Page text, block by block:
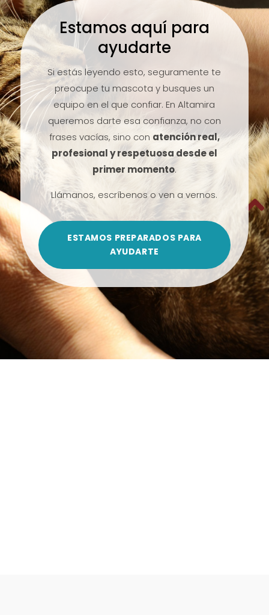
Estamos aquí para
ayudarte
Si estás leyendo esto, seguramente te
preocupe tu mascota y busques un
equipo en el que confiar. En Altamira
queremos darte esa confianza, no con
frases vacías, sino con atención real,
profesional y respetuosa desde el
primer momento.
Llámanos, escríbenos o ven a vernos.
ESTAMOS PREPARADOS PARA
AYUDARTE
